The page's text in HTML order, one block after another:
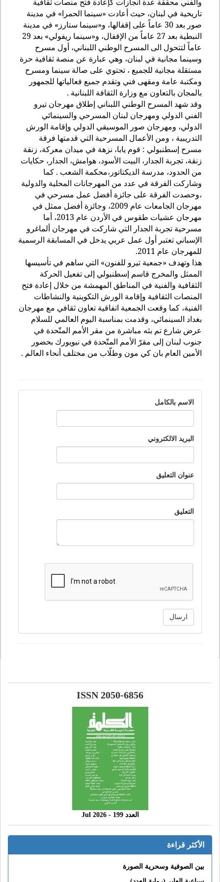
تاريخية في لبنان، حيث أعادت «سينما الحمرا» في مدينة
صور بعد 30 عاماً على إقفالها، و«سينما ستارز» في مدينة
النبطية بعد 27 عاماً من الإقفال، و«سينما ريفولي» بعد 29
عاماً لتتحول الى المسرح الوطني اللبناني، أول مسرح
وسينما مجانية في لبنان، وهي عبارة عن منصة ثقافية حرة
مستقلة مجانية للجميع ، تحتوي على صالة سينما ومسرح
ومكتبة عامة ومقهى فني وتقدم جميع فعالياتها للجمهور
بالمجان بالتعاون مع وزارة الثقافة اللبنانية .
وقد شهد المسرح الوطني اللبناني إطلاق مهرجان تيرو
الفني الدولي ومهرجان لبنان المسرحي والسينمائي
الدولي، ومهرجان صور الموسيقي الدولي وإقامة الورش
التدريبية ، ومن الأعمال المسرحية التي قدمتها فرقة
مسرح إسطنبولي : قوم يابا، نزهة في ميدان معركة، زنقة
زنقة، تجربة الجدار، البيت الأسود، هوامش، الجدار، حكايات
من الحدود، مدرسة الديكتاتور،محكمة الشعب . كما
وشاركت الفرقة في عدد من المهرجانات المحلية والدولية
،وحصدت الفرقة على جائزة أفضل عمل مسرحي في
مهرجان الجامعات عام 2009، وجائزة أفضل ممثل في
مهرجان عشيات طقوس في الأردن عام 2013، أما
مسرحية تجربة الجدار التي شاركت في مهرجان ألماغرو
الإسباني تعتبر أول عمل عربي يدخل في المسابقة الرسمية
للمهرجان عام 2011.
هذا وتهدف «جمعية تيرو للفنون» التي ساهم في تأسيسها
الممثل والمخرج قاسم إسطنبولي إلى تفعيل الحركة
الثقافية والفنية في المناطق المهمشة من خلال إعادة فتح
المنصات الثقافية وإقامة الورش التكوينية والنشاطات
الفنية، كما وقعت الجمعية اتفاقية تعاون ثقافي مع مهرجان
بغداد السينمائي، وقدمت بمناسبة اليوم العالمي للسلام
عرض شارع تم بثه مباشرة من مقر الأمم المتّحدة في
جنوب لبنان إلى مقرّ الأمم المتّحدة في نيويورك بحضور
الأمين العام بان كي مون وطلّاب من مختلف أنحاء العالم .
الاسم بالكامل
البريد الالكتروني
عنوان التعليق
التعليق
ارسال
ISSN 2050-6856
العدد 199 - 2026 Jul
الأكثر قراءة
بين الصوفية وسحرية الصورة